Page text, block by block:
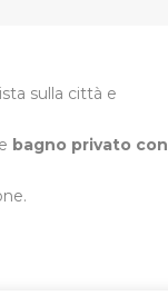
sulla città e
e bagno privato con